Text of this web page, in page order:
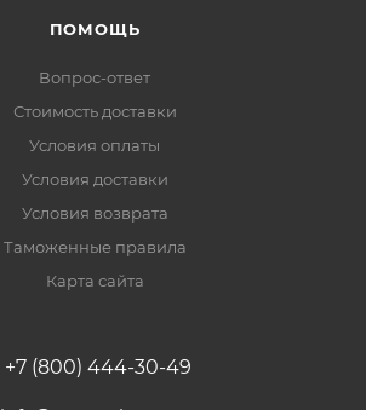
ПОМОЩЬ
Вопрос-ответ
Стоимость доставки
Условия оплаты
Условия доставки
Условия возврата
Таможенные правила
Карта сайта
+7 (800) 444-30-49